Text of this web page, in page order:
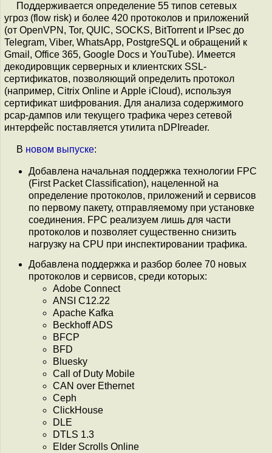
Поддерживается определение 55 типов сетевых
угроз (flow risk) и более 420 протоколов и приложений
(от OpenVPN, Tor, QUIC, SOCKS, BitTorrent и IPsec до
Telegram, Viber, WhatsApp, PostgreSQL и обращений к
Gmail, Office 365, Google Docs и YouTube). Имеется
декодировщик серверных и клиентских SSL-
сертификатов, позволяющий определить протокол
(например, Citrix Online и Apple iCloud), используя
сертификат шифрования. Для анализа содержимого
pcap-дампов или текущего трафика через сетевой
интерфейс поставляется утилита nDPIreader.
В новом выпуске:
Добавлена начальная поддержка технологии FPC
(First Packet Classification), нацеленной на
определение протоколов, приложений и сервисов
по первому пакету, отправляемому при установке
соединения. FPC реализуем лишь для части
протоколов и позволяет существенно снизить
нагрузку на CPU при инспектировании трафика.
Добавлена поддержка и разбор более 70 новых
протоколов и сервисов, среди которых:
Adobe Connect
ANSI C12.22
Apache Kafka
Beckhoff ADS
BFCP
BFD
Bluesky
Call of Duty Mobile
CAN over Ethernet
Ceph
ClickHouse
DLE
DTLS 1.3
Elder Scrolls Online